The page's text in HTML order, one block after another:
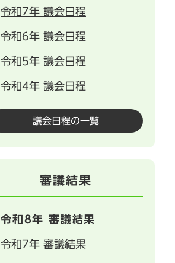
令和7年 議会日程
令和6年 議会日程
令和5年 議会日程
令和4年 議会日程
議会日程の一覧
審議結果
令和8年 審議結果
令和7年 審議結果